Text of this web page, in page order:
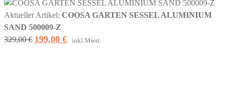
Aktueller Artikel: COOSA GARTEN SESSEL ALUMINIUM
SAND 500009-Z
329,00€ Ursprünglicher
199,00 €Aktueller
inkl.Mwst.